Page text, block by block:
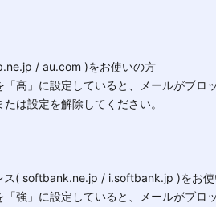
/ au.com )をお使いの方
「高」に設定していると、メールがブロ
たは設定を解除してください。
ス( softbank.ne.jp / i.softbank.jp )をお使
強」に設定していると、メールがブロ